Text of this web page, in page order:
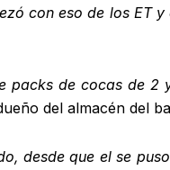
con eso de los ET
packs de cocas de
del almacén del
desde que el se